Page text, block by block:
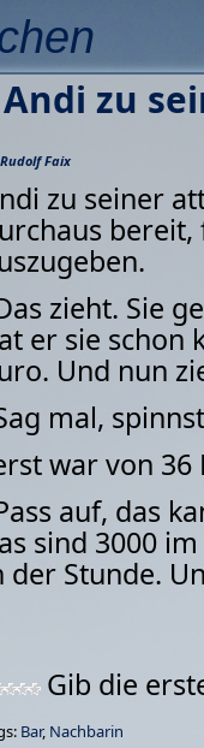
Andi zu
Rudolf Faix
zu seiner
bereit,
zieht. Sie
er sie schon
Und nun
mal,
war von 36
auf, das
sind 3000
der Stunde.
Gib die
Bar, Nachbarin